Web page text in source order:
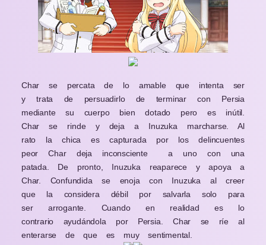
Char se percata de lo amable que intenta ser
y trata de persuadirlo de terminar con Persia
mediante su cuerpo bien dotado pero es inútil.
Char se rinde y deja a Inuzuka marcharse. Al
rato la chica es capturada por los delincuentes
peor Char deja inconsciente a uno con una
patada. De pronto, Inuzuka reaparece y apoya a
Char. Confundida se enoja con Inuzuka al creer
que la considera débil por salvarla solo para
ser arrogante. Cuando en realidad es lo
contrario ayudándola por Persia. Char se ríe al
enterarse de que es muy sentimental.